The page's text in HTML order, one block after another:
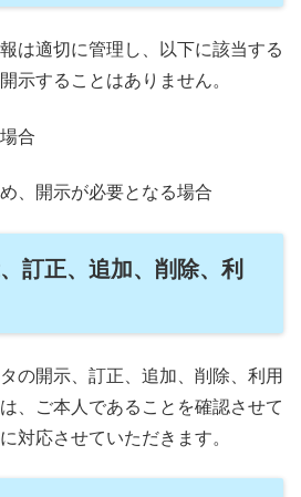
は適切に管理し、以下に該当する
示することはありません。
合
、開示が必要となる場合
訂正、追加、削除、利
の開示、訂正、追加、削除、利用
、ご本人であることを確認させて
対応させていただきます。